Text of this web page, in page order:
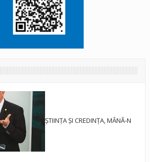
ȘTIINȚA ȘI CREDINȚA, MÂNĂ-N